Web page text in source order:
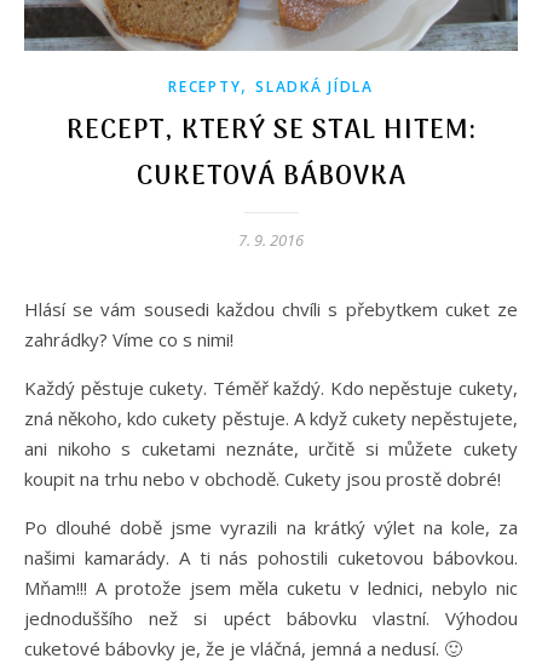
RECEPTY,SLADKÁ JÍDLA
RECEPT, KTERÝ SE STAL HITEM:
CUKETOVÁ BÁBOVKA
7. 9. 2016
Hlásí se vám sousedi každou chvíli s přebytkem cuket ze
zahrádky? Víme co s nimi!
Každý pěstuje cukety. Téměř každý. Kdo nepěstuje cukety,
zná někoho, kdo cukety pěstuje. A když cukety nepěstujete,
ani nikoho s cuketami neznáte, určitě si můžete cukety
koupit na trhu nebo v obchodě. Cukety jsou prostě dobré!
Po dlouhé době jsme vyrazili na krátký výlet na kole, za
našimi kamarády. A ti nás pohostili cuketovou bábovkou.
Mňam!!! A protože jsem měla cuketu v lednici, nebylo nic
jednoduššího než si upéct bábovku vlastní. Výhodou
cuketové bábovky je, že je vláčná, jemná a nedusí. 🙂